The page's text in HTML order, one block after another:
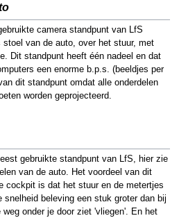
camera standpunt van LfS
van de auto, over het stuur, met
Dit standpunt heeft één nadeel en dat
een enorme b.p.s. (beeldjes per
dit standpunt omdat alle onderdelen
worden geprojecteerd.
gebruikte standpunt van LfS, hier zie
van de auto. Het voordeel van dit
cockpit is dat het stuur en de metertjes
beleving een stuk groter dan bij
onder je door ziet 'vliegen'. En het